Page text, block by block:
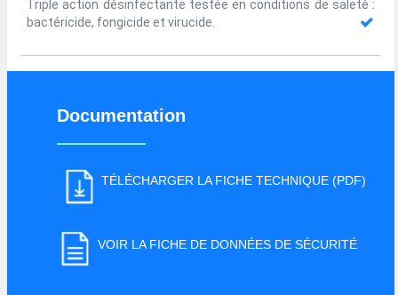
Triple action désinfectante testée en conditions de saleté :
bactéricide, fongicide et virucide.
Documentation
TÉLÉCHARGER LA FICHE TECHNIQUE (PDF)
VOIR LA FICHE DE DONNÉES DE SÉCURITÉ